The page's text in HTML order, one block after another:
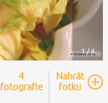
1 / 4
4
fotografie
Nahrát
fotku